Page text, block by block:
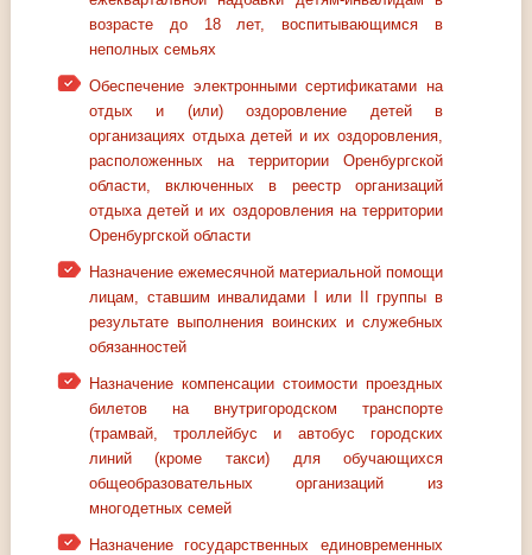
возрасте до 18 лет, воспитывающимся в
неполных семьях
Обеспечение электронными сертификатами на
отдых и (или) оздоровление детей в
организациях отдыха детей и их оздоровления,
расположенных на территории Оренбургской
области, включенных в реестр организаций
отдыха детей и их оздоровления на территории
Оренбургской области
Назначение ежемесячной материальной помощи
лицам, ставшим инвалидами I или II группы в
результате выполнения воинских и служебных
обязанностей
Назначение компенсации стоимости проездных
билетов на внутригородском транспорте
(трамвай, троллейбус и автобус городских
линий (кроме такси) для обучающихся
общеобразовательных организаций из
многодетных семей
Назначение государственных единовременных